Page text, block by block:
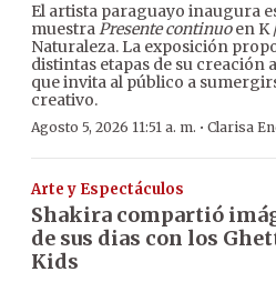
El artista paraguayo inaugura
muestraPresente continuoen K
Naturaleza. La exposición
distintas etapas de su creación
que invita al público a
creativo.
Agosto 5, 2026 11:51 a. m. · Clarisa
Arte y Espectáculos
Shakira compartió
de sus dias con los
Kids